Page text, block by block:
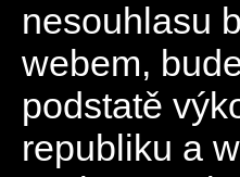
nesouhlasu
webem,
podstatě
republiku a